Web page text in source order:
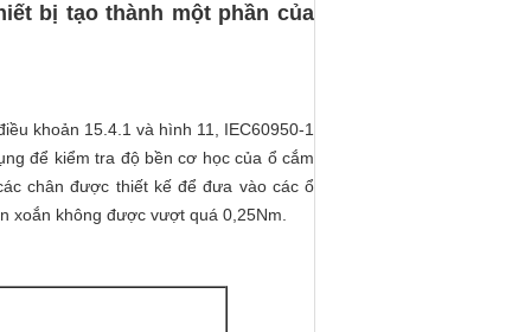
bị tạo thành một phần của
khoản 15.4.1 và hình 11, IEC60950-1
để kiểm tra độ bền cơ học của ổ cắm
chân được thiết kế để đưa vào các ổ
xoắn không được vượt quá 0,25Nm.